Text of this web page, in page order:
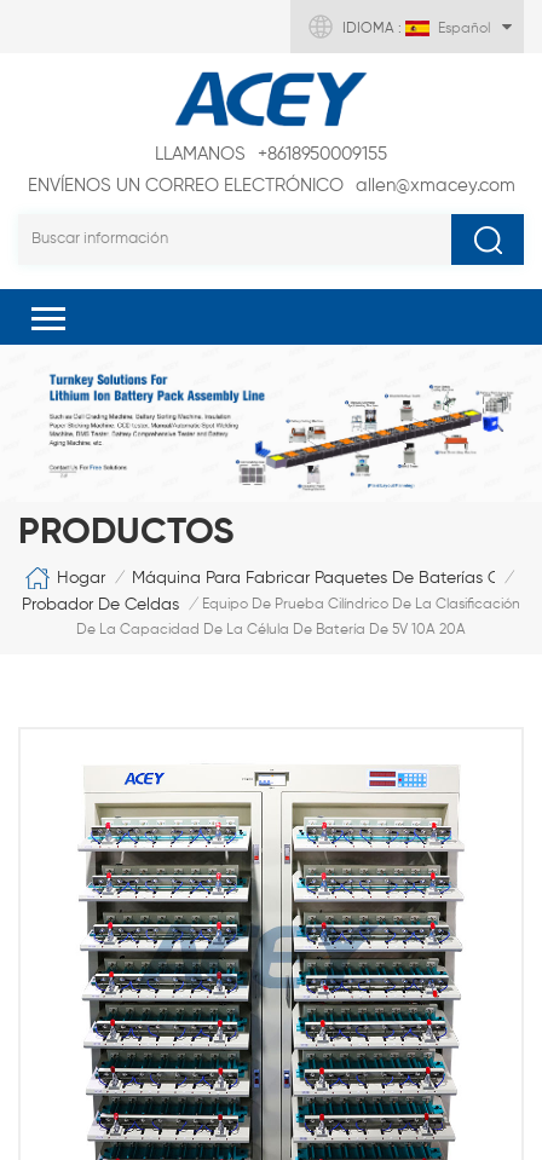
IDIOMA : Español
LLAMANOS
+8618950009155
ENVÍENOS UN CORREO ELECTRÓNICO
allen@xmacey.com
PRODUCTOS
Hogar / Máquina Para Fabricar Paquetes De Baterías /
Probador De Celdas / Equipo De Prueba Cilíndrico De La Clasificación
De La Capacidad De La Célula De Batería De 5V 10A 20A